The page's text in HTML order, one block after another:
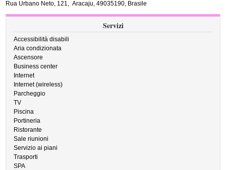
Rua Urbano Neto, 121, Aracaju,49035190, Brasile
Servizi
Accessibilità disabili
Aria condizionata
Ascensore
Business center
Internet
Internet (wireless)
Parcheggio
TV
Piscina
Portineria
Ristorante
Sale riunioni
Servizio ai piani
Trasporti
SPA